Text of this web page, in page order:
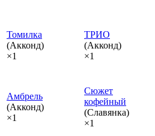
Томилка
(Акконд)
×1
ТРИО
(Акконд)
×1
Амбрель
(Акконд)
×1
Сюжет
кофейный
(Славянка)
×1